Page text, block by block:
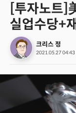
[투자노트]
실업수당+
크리스 정
2021.05.27 04:43